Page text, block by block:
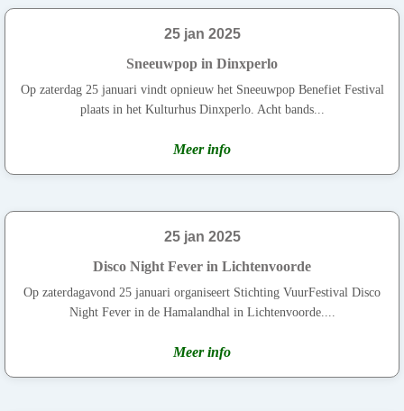
25 jan 2025
Sneeuwpop in Dinxperlo
Op zaterdag 25 januari vindt opnieuw het Sneeuwpop Benefiet Festival
plaats in het Kulturhus Dinxperlo. Acht bands...
Meer info
25 jan 2025
Disco Night Fever in Lichtenvoorde
Op zaterdagavond 25 januari organiseert Stichting VuurFestival Disco
Night Fever in de Hamalandhal in Lichtenvoorde....
Meer info